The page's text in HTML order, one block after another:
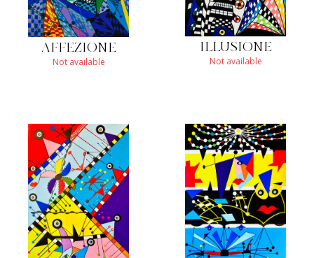
AFFEZIONE
Not available
ILLUSIONE
Not available